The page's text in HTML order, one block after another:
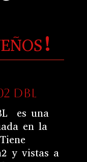
DBL
es una
en la
y vistas a